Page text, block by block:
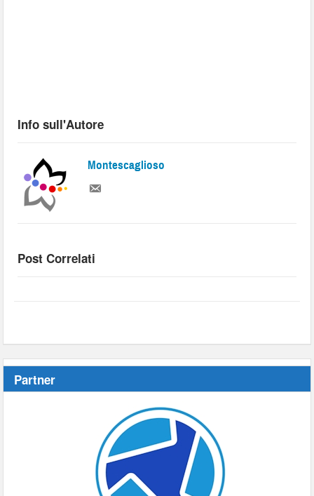
Info sull'Autore
Montescaglioso
Post Correlati
Partner